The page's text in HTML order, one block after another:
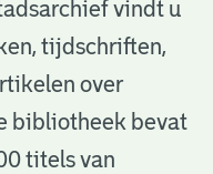
vindt u
tijdschriften,
over
bibliotheek bevat
titels van